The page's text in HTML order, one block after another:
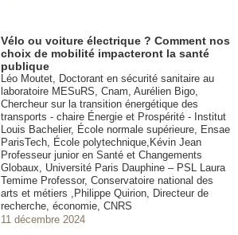
Vélo ou voiture électrique ? Comment nos
choix de mobilité impacteront la santé
publique
Léo Moutet, Doctorant en sécurité sanitaire au
laboratoire MESuRS, Cnam, Aurélien Bigo,
Chercheur sur la transition énergétique des
transports - chaire Énergie et Prospérité - Institut
Louis Bachelier, École normale supérieure, Ensae
ParisTech, École polytechnique,Kévin Jean
Professeur junior en Santé et Changements
Globaux, Université Paris Dauphine – PSL Laura
Temime Professor, Conservatoire national des
arts et métiers ,Philippe Quirion, Directeur de
recherche, économie, CNRS
11 décembre 2024